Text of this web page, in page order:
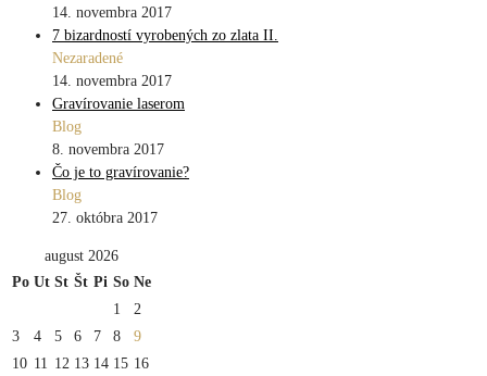
14. novembra 2017
7 bizardností vyrobených zo zlata II.
Nezaradené
14. novembra 2017
Gravírovanie laserom
Blog
8. novembra 2017
Čo je to gravírovanie?
Blog
27. októbra 2017
august 2026
Po Ut St Št Pi So Ne
1
2
3
4 5 6 7 8
9
10 11 12 13 14 15 16